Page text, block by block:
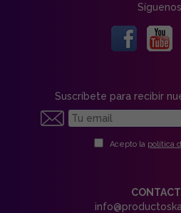
Síguenos
Suscríbete para recibir
Acepto la política